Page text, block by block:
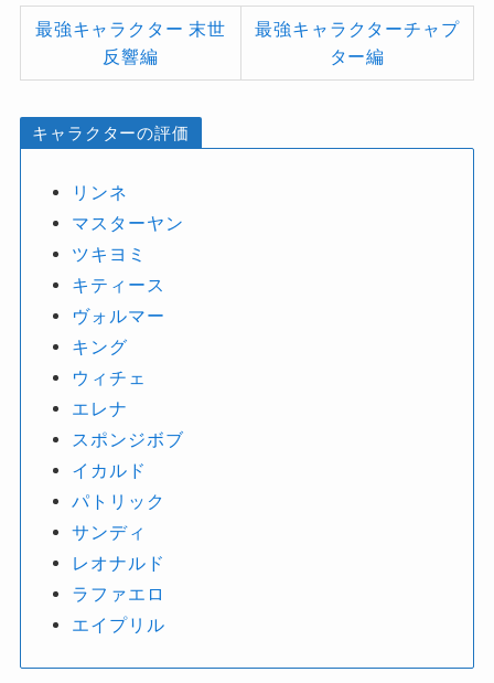
最強キャラクター 末世
反響編
最強キャラクターチャプ
ター編
キャラクターの評価
リンネ
マスターヤン
ツキヨミ
キティース
ヴォルマー
キング
ウィチェ
エレナ
スポンジボブ
イカルド
パトリック
サンディ
レオナルド
ラファエロ
エイプリル